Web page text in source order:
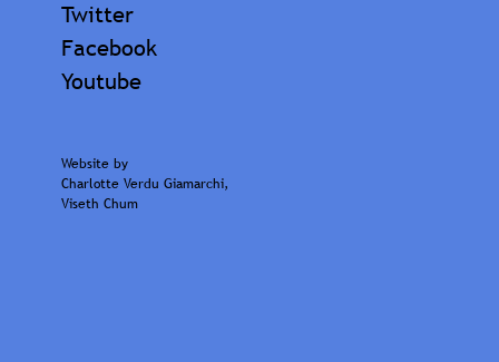
Twitter
Facebook
Youtube
Website by
Charlotte Verdu Giamarchi,
Viseth Chum